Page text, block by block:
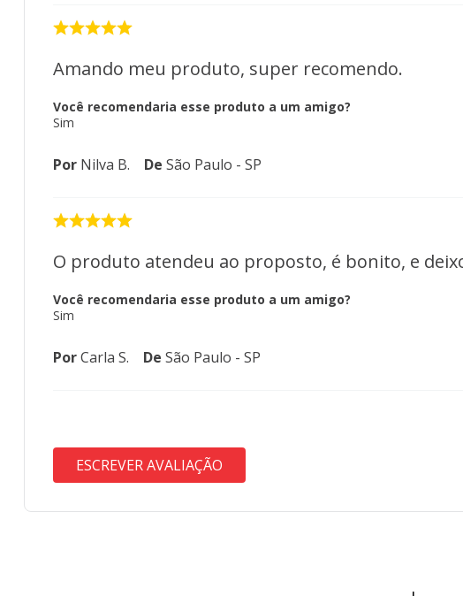
Amando meu produto, super recomendo.
Você recomendaria esse produto a um amigo?
Sim
Por Nilva B. De São Paulo - SP
O produto atendeu ao proposto, é bonito, e
Você recomendaria esse produto a um amigo?
Sim
PorCarla S. De São Paulo - SP
ESCREVER AVALIAÇÃO